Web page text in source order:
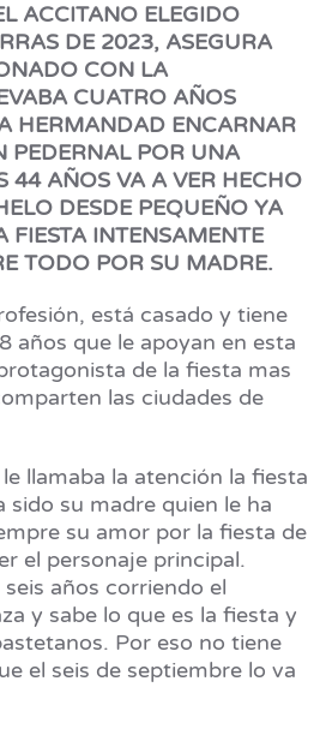
ACCITANO ELEGIDO
DE 2023, ASEGURA
CON LA
CUATRO AÑOS
HERMANDAD ENCARNAR
PEDERNAL POR UNA
44 AÑOS VA A VER HECHO
DESDE PEQUEÑO YA
FIESTA INTENSAMENTE
TODO POR SU MADRE.
está casado y tiene
años que le apoyan en esta
de la fiesta mas
las ciudades de
llamaba la atención la fiesta
sido su madre quien le ha
su amor por la fiesta de
el personaje principal.
años corriendo el
y sabe lo que es la fiesta y
Por eso no tiene
el seis de septiembre lo va